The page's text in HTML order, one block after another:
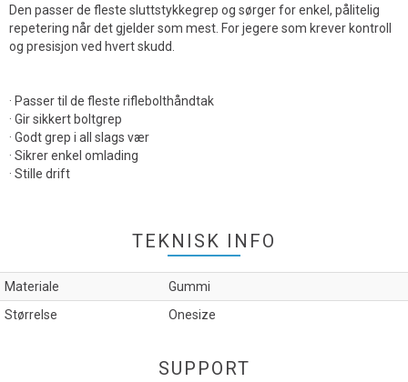
Den passer de fleste sluttstykkegrep og sørger for enkel, pålitelig
repetering når det gjelder som mest. For jegere som krever kontroll
og presisjon ved hvert skudd.
· Passer til de fleste riflebolthåndtak
· Gir sikkert boltgrep
· Godt grep i all slags vær
· Sikrer enkel omlading
· Stille drift
TEKNISK INFO
Materiale
Gummi
Størrelse
Onesize
SUPPORT